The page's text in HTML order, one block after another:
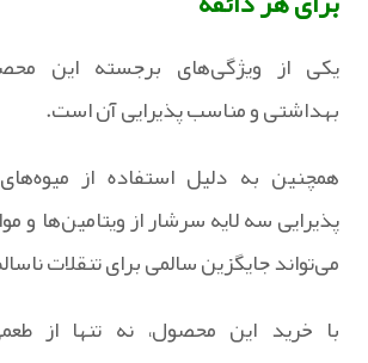
یکی از ویژگی‌های برجسته این
بهداشتی و مناسب پذیرایی آن است.
همچنین به دلیل استفاده از
پذیرایی سه لایه سرشار از ویتامین‌ها و
می‌تواند جایگزین سالمی برای تنقلات
با خرید این محصول، نه تنها از